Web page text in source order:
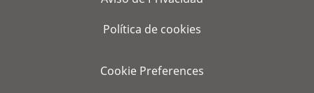
Política de cookies
Cookie Preferences